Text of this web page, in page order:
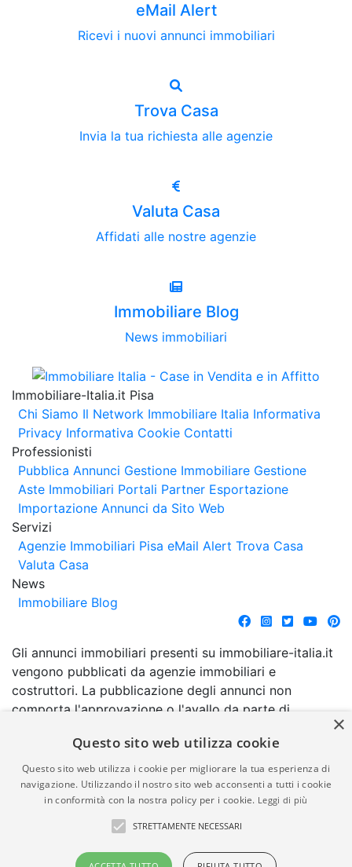
eMail Alert
Ricevi i nuovi annunci immobiliari
Trova Casa
Invia la tua richiesta alle agenzie
Valuta Casa
Affidati alle nostre agenzie
Immobiliare Blog
News immobiliari
Immobiliare-Italia.it Pisa
Chi Siamo Il Network Immobiliare Italia Informativa
Privacy Informativa Cookie Contatti
Professionisti
Pubblica Annunci Gestione Immobiliare Gestione
Aste Immobiliari Portali Partner Esportazione
Importazione Annunci da Sito Web
Servizi
Agenzie Immobiliari Pisa eMail Alert Trova Casa
Valuta Casa
News
Immobiliare Blog
Gli annunci immobiliari presenti su immobiliare-italia.it
vengono pubblicati da agenzie immobiliari e
costruttori. La pubblicazione degli annunci non
comporta l'approvazione o l'avallo da parte di
garanzia da parte di quest'ultima. immobiliare-italia.it
quindi non è responsabile della veridicità, della
correttezza, della completezza, della normativa in
materia di privacy e/o di alcun altro aspetto dei
suddetti annunci.
© Copyright 2007 - 2026
Powered by
×
Questo sito web utilizza cookie
Questo sito web utilizza i cookie per migliorare la tua esperienza di
navigazione. Utilizzando il nostro sito web acconsenti a tutti i cookie
in conformità con la nostra policy per i cookie. Leggi di più
STRETTAMENTE NECESSARI